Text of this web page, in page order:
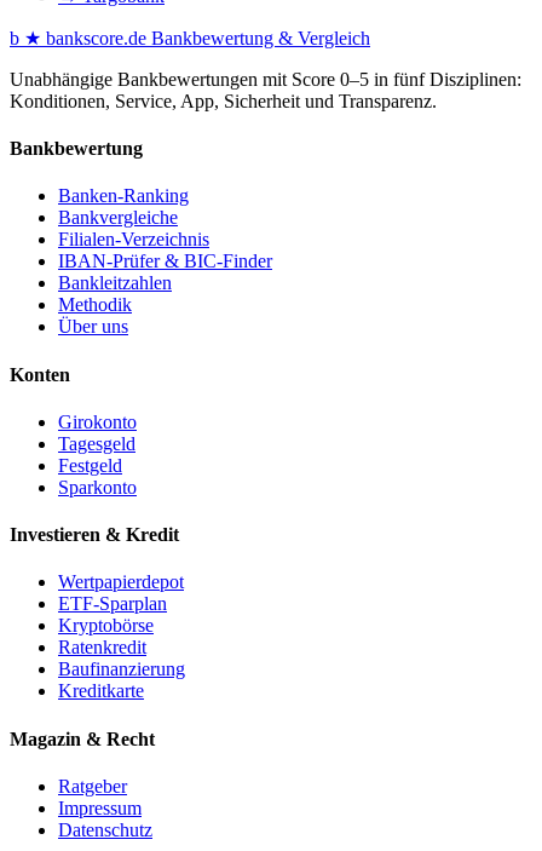
b ★ bankscore.de Bankbewertung & Vergleich
Unabhängige Bankbewertungen mit Score 0–5 in fünf Disziplinen:
Konditionen, Service, App, Sicherheit und Transparenz.
Bankbewertung
Banken-Ranking
Bankvergleiche
Filialen-Verzeichnis
IBAN-Prüfer & BIC-Finder
Bankleitzahlen
Methodik
Über uns
Konten
Girokonto
Tagesgeld
Festgeld
Sparkonto
Investieren & Kredit
Wertpapierdepot
ETF-Sparplan
Kryptobörse
Ratenkredit
Baufinanzierung
Kreditkarte
Magazin & Recht
Ratgeber
Impressum
Datenschutz